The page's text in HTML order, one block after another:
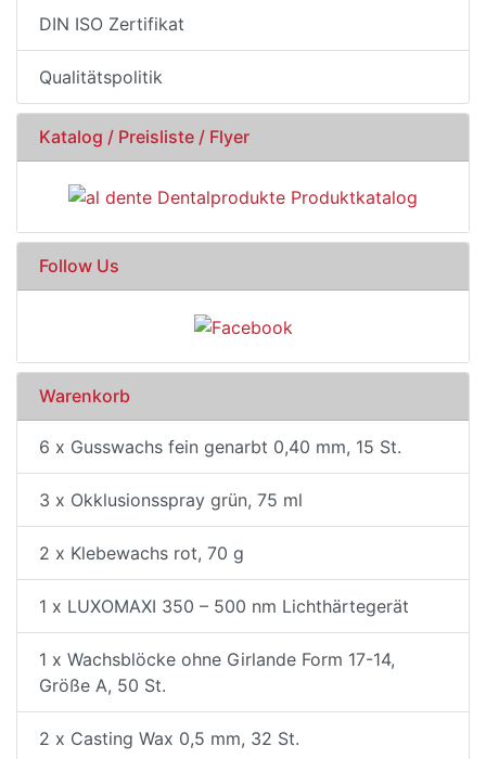
DIN ISO Zertifikat
Qualitätspolitik
Katalog / Preisliste / Flyer
Follow Us
Warenkorb
6 x Gusswachs fein genarbt 0,40 mm, 15 St.
3 x Okklusionsspray grün, 75 ml
2 x Klebewachs rot, 70 g
1 x LUXOMAXI 350 – 500 nm Lichthärtegerät
1 x Wachsblöcke ohne Girlande Form 17-14,
Größe A, 50 St.
2 x Casting Wax 0,5 mm, 32 St.